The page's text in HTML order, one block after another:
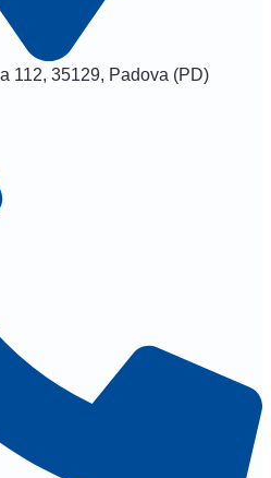
112, 35129, Padova (PD)